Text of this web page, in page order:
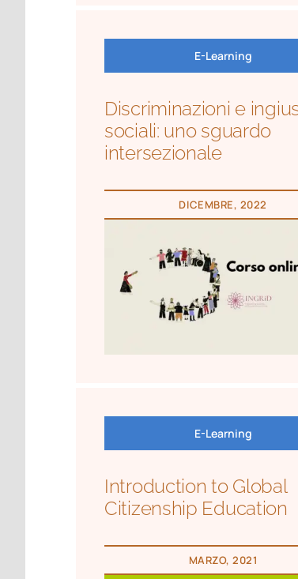
E-Learning
Discriminazioni e
sociali: uno sguardo
intersezionale
DICEMBRE, 2022
E-Learning
Introduction to Global
Citizenship Education
MARZO, 2021